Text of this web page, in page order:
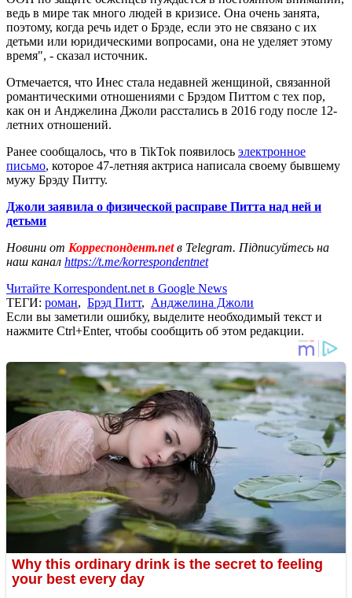
ведь в мире так много людей в кризисе. Она очень занята,
поэтому, когда речь идет о Брэде, если это не связано с их
детьми или юридическими вопросами, она не уделяет этому
время", - сказал источник.
Отмечается, что Инес стала недавней женщиной, связанной
романтическими отношениями с Брэдом Питтом с тех пор,
как он и Анджелина Джоли расстались в 2016 году после 12-
летних отношений.
Ранее сообщалось, что в TikTok появилось электронное
письмо, которое 47-летняя актриса написала своему бывшему
мужу Брэду Питту.
Джоли заявила о физической расправе Питта над ней и
детьми
Новини от Корреспондент.netв Telegram. Підписуйтесь на
наш канал https://t.me/korrespondentnet
Читайте Korrespondent.net в Google News
ТЕГИ: роман, Брэд Питт, Анджелина Джоли
Если вы заметили ошибку, выделите необходимый текст и
нажмите Ctrl+Enter, чтобы сообщить об этом редакции.